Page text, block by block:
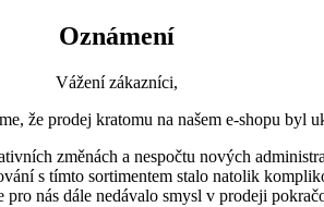
Oznámení
Vážení zákazníci,
že prodej kratomu na našem e-shopu byl
změnách a nespočtu nových
s tímto sortimentem stalo natolik
pro nás dále nedávalo smysl v prodeji